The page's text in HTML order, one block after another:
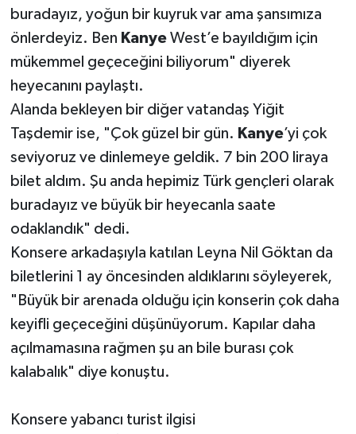
buradayız, yoğun bir kuyruk var ama şansımıza
önlerdeyiz. Ben KanyeWest’e bayıldığım için
mükemmel geçeceğini biliyorum" diyerek
heyecanını paylaştı.
Alanda bekleyen bir diğer vatandaş Yiğit
Taşdemir ise, "Çok güzel bir gün. Kanye’yi çok
seviyoruz ve dinlemeye geldik. 7 bin 200 liraya
bilet aldım. Şu anda hepimiz Türk gençleri olarak
buradayız ve büyük bir heyecanla saate
odaklandık" dedi.
Konsere arkadaşıyla katılan Leyna Nil Göktan da
biletlerini 1 ay öncesinden aldıklarını söyleyerek,
"Büyük bir arenada olduğu için konserin çok daha
keyifli geçeceğini düşünüyorum. Kapılar daha
açılmamasına rağmen şu an bile burası çok
kalabalık" diye konuştu.
Konsere yabancı turist ilgisi